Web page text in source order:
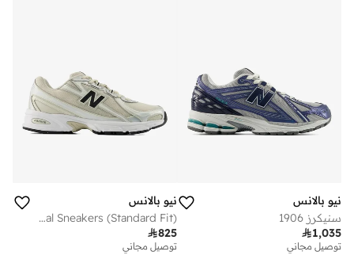
نيو بالانس
سنيكرز 1906
1,035
توصيل مجاني
نيو بالانس
Unisex 740 casual Sneakers (Standard Fit)
825
توصيل مجاني